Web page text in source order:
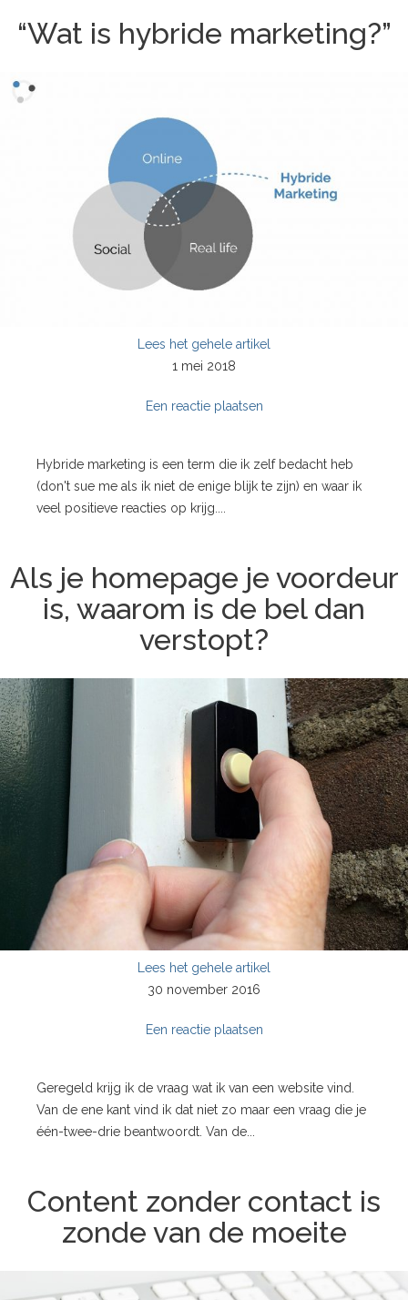
“Wat is hybride marketing?”
Lees het gehele artikel
1 mei 2018
Een reactie plaatsen
Hybride marketing is een term die ik zelf bedacht heb
(don't sue me als ik niet de enige blijk te zijn) en waar ik
veel positieve reacties op krijg....
Als je homepage je voordeur
is, waarom is de bel dan
verstopt?
Lees het gehele artikel
30 november 2016
Een reactie plaatsen
Geregeld krijg ik de vraag wat ik van een website vind.
Van de ene kant vind ik dat niet zo maar een vraag die je
één-twee-drie beantwoordt. Van de...
Content zonder contact is
zonde van de moeite